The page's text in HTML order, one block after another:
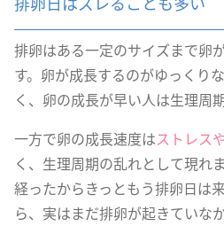
排卵はある一定のサイズまで卵
す。卵が成長するのがゆっくり
く、卵の成長が早い人は生理周
一方で卵の成長速度はストレス
く、生理周期の乱れとして現れ
経ったからきっともう排卵日は
ら、実はまだ排卵が起きていな